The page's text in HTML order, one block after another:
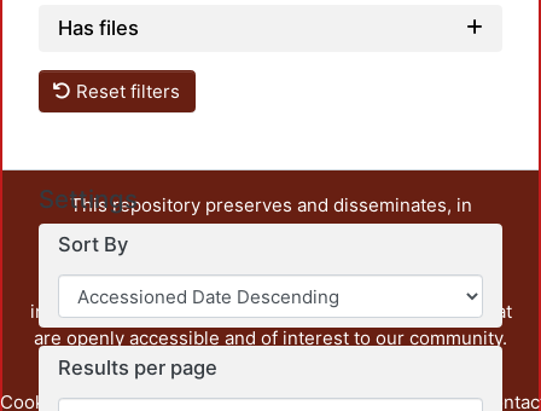
Has files
Reset filters
Settings
Sort By
Results per page
This repository preserves and disseminates, in
unrestricted open access, the teaching and research
output of UAM Azcapotzalco. It also includes some
administrative and graphic documents from the
institution, as well as content from other institutions that
are openly accessible and of interest to our community.
Cookie Privacy End User Send